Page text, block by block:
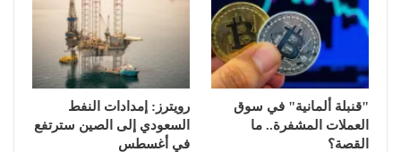
"قنبلة ألمانية" في سوق
العملات المشفرة.. ما
القصة؟
رويترز: إمدادات النفط
السعودي إلى الصين سترتفع
في أغسطس